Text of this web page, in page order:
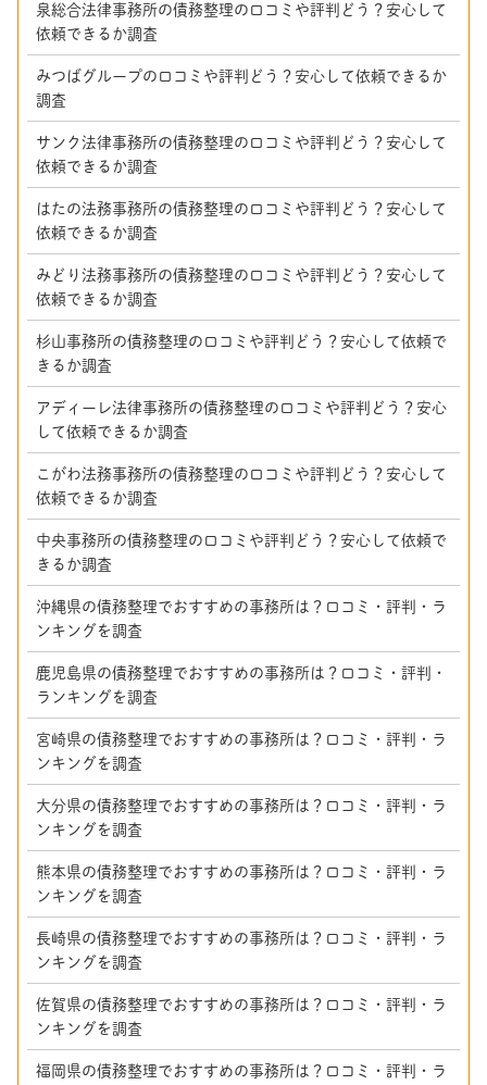
泉総合法律事務所の債務整理の口コミや評判どう？安心して
依頼できるか調査
みつばグループの口コミや評判どう？安心して依頼できるか
調査
サンク法律事務所の債務整理の口コミや評判どう？安心して
依頼できるか調査
はたの法務事務所の債務整理の口コミや評判どう？安心して
依頼できるか調査
みどり法務事務所の債務整理の口コミや評判どう？安心して
依頼できるか調査
杉山事務所の債務整理の口コミや評判どう？安心して依頼で
きるか調査
アディーレ法律事務所の債務整理の口コミや評判どう？安心
して依頼できるか調査
こがわ法務事務所の債務整理の口コミや評判どう？安心して
依頼できるか調査
中央事務所の債務整理の口コミや評判どう？安心して依頼で
きるか調査
沖縄県の債務整理でおすすめの事務所は？口コミ・評判・ラ
ンキングを調査
鹿児島県の債務整理でおすすめの事務所は？口コミ・評判・
ランキングを調査
宮崎県の債務整理でおすすめの事務所は？口コミ・評判・ラ
ンキングを調査
大分県の債務整理でおすすめの事務所は？口コミ・評判・ラ
ンキングを調査
熊本県の債務整理でおすすめの事務所は？口コミ・評判・ラ
ンキングを調査
長崎県の債務整理でおすすめの事務所は？口コミ・評判・ラ
ンキングを調査
佐賀県の債務整理でおすすめの事務所は？口コミ・評判・ラ
ンキングを調査
福岡県の債務整理でおすすめの事務所は？口コミ・評判・ラ